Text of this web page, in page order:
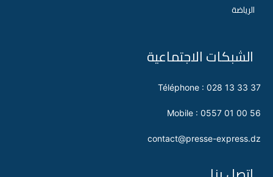
الشبكات الاجتماعية
Téléphone : 028 13 33 37
Mobile : 0557 01 00 56
contact@presse-express.dz
الرياضة